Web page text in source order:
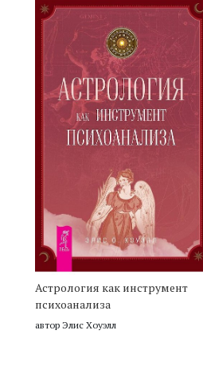
Астрология как инструмент
психоанализа
автор Элис Хоуэлл